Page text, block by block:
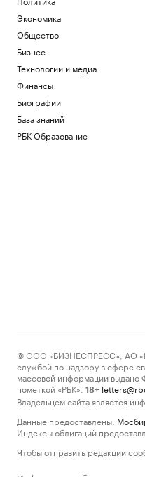
Экономика
Общество
Бизнес
Технологии и медиа
Финансы
Биографии
База знаний
РБК Образование
© ООО «БИЗНЕСПРЕСС», АО
службой по надзору в сфере
массовой информации выдано
пометкой «РБК».
18+
Владельцем сайта является
Данные предоставлены:
Индексы облигаций
Чтобы отправить редакции